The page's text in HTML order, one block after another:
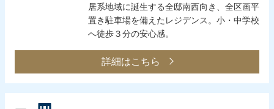
居系地域に誕生する全邸南西向き、全区画平
置き駐車場を備えたレジデンス。小・中学校
へ徒歩３分の安心感。
詳細はこちら